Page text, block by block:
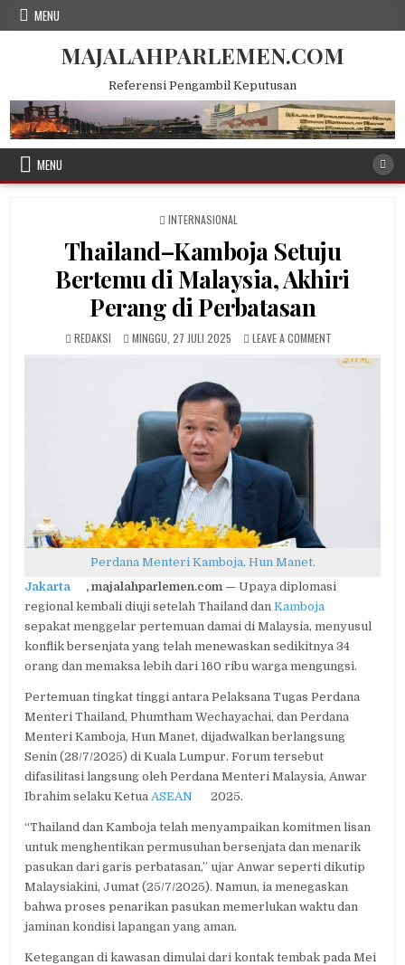
Skip
MENU
MAJALAHPARLEMEN.COM
Referensi Pengambil Keputusan
MENU
POSTED
INTERNASIONAL
Thailand–Kamboja Setuju
Bertemu di Malaysia, Akhiri
Perang di Perbatasan
AUTHOR:
REDAKSI
PUBLISHED
MINGGU, 27 JULI 2025 LEAVE A COMMENTON
KAMBOJA
Perdana Menteri Kamboja, Hun Manet.
Jakarta
, majalahparlemen.com — Upaya diplomasi
regional kembali diuji setelah Thailand danKamboja
sepakat menggelar pertemuan damai di Malaysia, menyusul
konflik bersenjata yang telah menewaskan sedikitnya 34
orang dan memaksa lebih dari 160 ribu warga mengungsi.
Pertemuan tingkat tinggi antara Pelaksana Tugas Perdana
Menteri Thailand, Phumtham Wechayachai, dan Perdana
Menteri Kamboja, Hun Manet, dijadwalkan berlangsung
Senin (28/7/2025) di Kuala Lumpur. Forum tersebut
difasilitasi langsung oleh Perdana Menteri Malaysia, Anwar
Ibrahim selaku Ketua ASEAN 2025.
“Thailand dan Kamboja telah menyampaikan komitmen lisan
untuk menghentikan permusuhan bersenjata dan menarik
pasukan dari garis perbatasan,” ujar Anwar seperti dikutip
Malaysiakini, Jumat (25/7/2025). Namun, ia menegaskan
bahwa proses penarikan pasukan memerlukan waktu dan
jaminan kondisi lapangan yang aman.
Ketegangan di kawasan dimulai dari kontak tembak pada Mei